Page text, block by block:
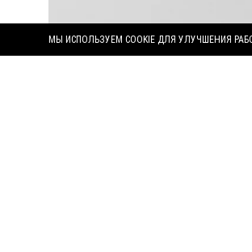
МЫ ИСПОЛЬЗУЕМ COOKIE ДЛЯ УЛУЧШЕНИЯ